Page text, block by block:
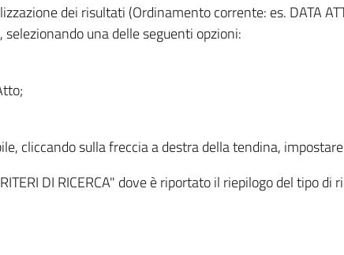
dei risultati (Ordinamento corrente: es. DATA
una delle seguenti opzioni:
cliccando sulla freccia a destra della tendina,
DI RICERCA" dove è riportato il riepilogo del tipo di